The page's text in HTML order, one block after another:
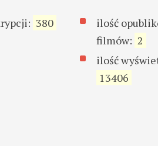
380
ilość
filmów: 2
ilość
13406